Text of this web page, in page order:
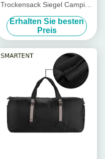
Trockensack Siegel Camping
Strand Rafting Überbord
Wasserdichte Rohrtasche
Leichtgewicht 5L - 30L mit
Gurt
Erhalten Sie besten
Preis